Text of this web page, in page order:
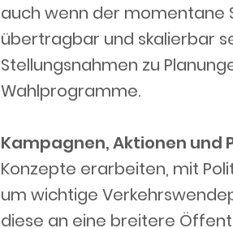
auch wenn der momentane
übertragbar und skalierbar
Stellungsnahmen zu
Wahlprogramme.
Kampagnen, Aktionen und
Konzepte erarbeiten, mit
um wichtige
diese an eine breitere